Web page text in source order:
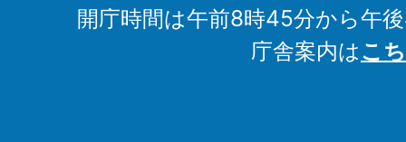
開庁時間は午前8時45分から午
庁舎案内はこ